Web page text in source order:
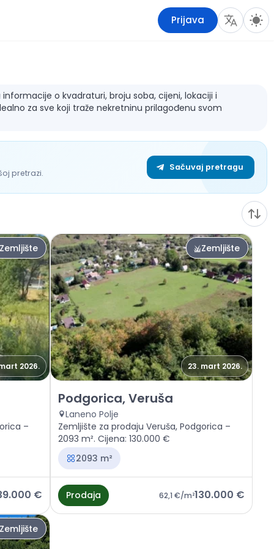
Prijava
o kvadraturi, broju soba, cijeni, lokaciji i
za sve koji traže nekretninu prilagođenu svom
pretrazi.
Sačuvaj pretragu
Zemljište
2026.
–
€
Zemljište
23. mart 2026.
Prodaja - Zemljište Podgorica, Veruša
Podgorica, Veruša
Laneno Polje
Zemljište za prodaju Veruša, Podgorica –
2093 m². Cijena: 130.000 €
2093 m²
Prodaja 62,1 €/m²130.000 €
Zemljište